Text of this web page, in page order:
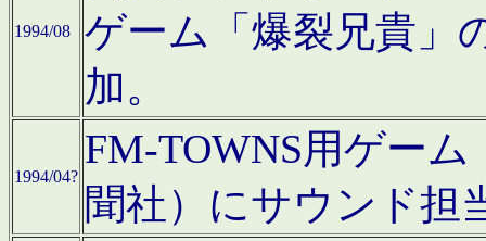
1994/08
ゲーム「爆裂兄貴」
加。
1994/04?
FM-TOWNS用ゲー
聞社）にサウンド担